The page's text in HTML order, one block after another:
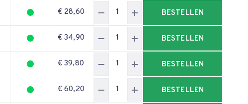
€ 28,60 BESTELLEN
€ 34,90 BESTELLEN
€ 39,80 BESTELLEN
€ 60,20 BESTELLEN